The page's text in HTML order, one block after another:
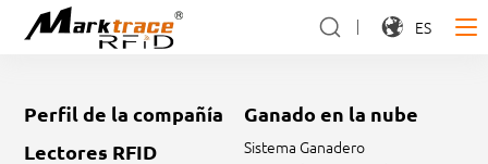
ES
Perfil de la compañía
Lectores RFID
Ganado en la nube
Sistema Ganadero